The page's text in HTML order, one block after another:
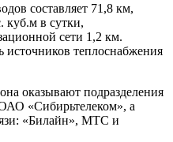
составляет 71,8 км,
куб.м в сутки,
сети 1,2 км.
теплоснабжения
оказывают подразделения
«Сибирьтелеком», а
«Билайн», МТС и